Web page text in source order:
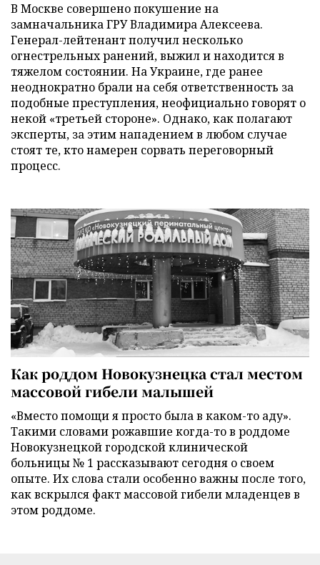
В Москве совершено покушение на
замначальника ГРУ Владимира Алексеева.
Генерал-лейтенант получил несколько
огнестрельных ранений, выжил и находится в
тяжелом состоянии. На Украине, где ранее
неоднократно брали на себя ответственность за
подобные преступления, неофициально говорят о
некой «третьей стороне». Однако, как полагают
эксперты, за этим нападением в любом случае
стоят те, кто намерен сорвать переговорный
процесс.
Как роддом Новокузнецка стал местом
массовой гибели малышей
«Вместо помощи я просто была в каком-то аду».
Такими словами рожавшие когда-то в роддоме
Новокузнецкой городской клинической
больницы № 1 рассказывают сегодня о своем
опыте. Их слова стали особенно важны после того,
как вскрылся факт массовой гибели младенцев в
этом роддоме.